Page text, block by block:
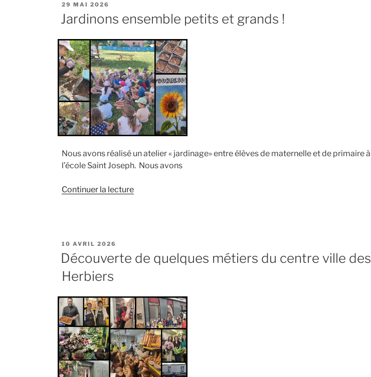
! »
PUBLIÉ
LE
29 MAI 2026
Jardinons ensemble petits et grands !
Nous avons réalisé un atelier « jardinage» entre élèves de maternelle et de primaire à
l’école Saint Joseph. Nous avons
Continuer la lecturede
! »
PUBLIÉ
LE
10 AVRIL 2026
Découverte de quelques métiers du centre ville des
Herbiers